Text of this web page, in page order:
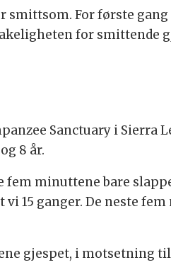
For første gang
for smittende
Sanctuary i Sierra
8 år.
minuttene bare
15 ganger. De neste
gjespet, i motsetning